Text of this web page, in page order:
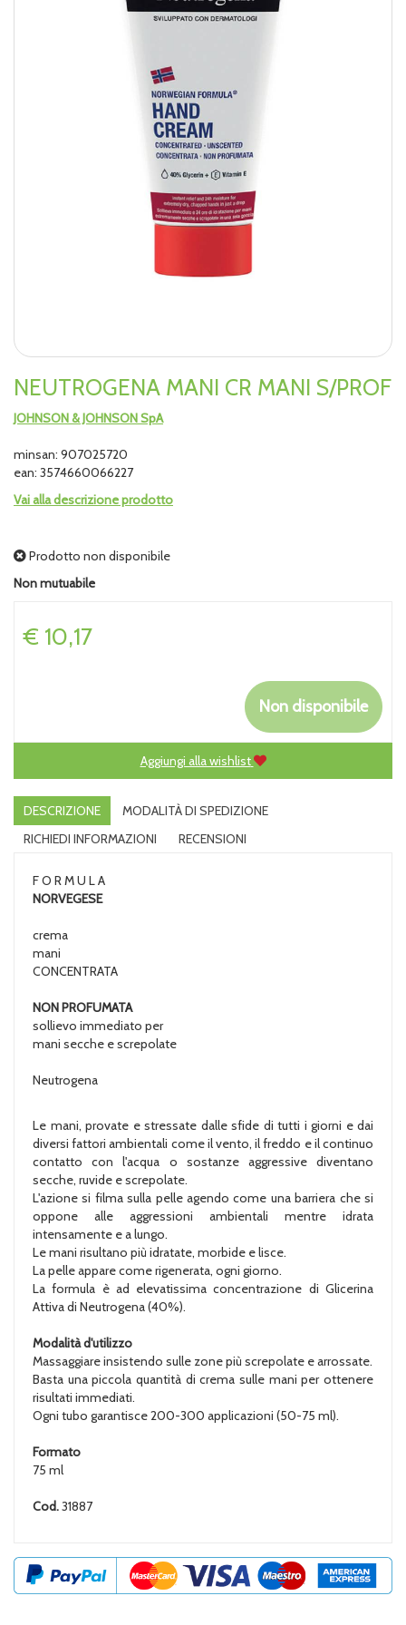
NEUTROGENA MANI CR MANI S/PROF
JOHNSON & JOHNSON SpA
minsan: 907025720
ean: 3574660066227
Vai alla descrizione prodotto
Prodotto non disponibile
Non mutuabile
Prezzo
€ 10,17
Non disponibile
Aggiungi alla wishlist
DESCRIZIONE
MODALITÀ DI SPEDIZIONE
RICHIEDI INFORMAZIONI
RECENSIONI
F O R M U L A
NORVEGESE
crema
mani
CONCENTRATA
NON PROFUMATA
sollievo immediato per
mani secche e screpolate
Neutrogena
Le mani, provate e stressate dalle sfide di tutti i giorni e dai
diversi fattori ambientali come il vento, il freddo e il continuo
contatto con l'acqua o sostanze aggressive diventano
secche, ruvide e screpolate.
L'azione si filma sulla pelle agendo come una barriera che si
oppone alle aggressioni ambientali mentre idrata
intensamente e a lungo.
Le mani risultano più idratate, morbide e lisce.
La pelle appare come rigenerata, ogni giorno.
La formula è ad elevatissima concentrazione di Glicerina
Attiva di Neutrogena (40%).
Modalità d'utilizzo
Massaggiare insistendo sulle zone più screpolate e arrossate.
Basta una piccola quantità di crema sulle mani per ottenere
risultati immediati.
Ogni tubo garantisce 200-300 applicazioni (50-75 ml).
Formato
75 ml
Cod.31887